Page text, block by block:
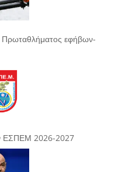
Πρωταθλήματος εφήβων-
ΕΣΠΕΜ 2026-2027